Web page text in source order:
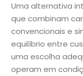
Uma alternativa
que combinam
convencionais e
equilíbrio entre
uma escolha
operam em